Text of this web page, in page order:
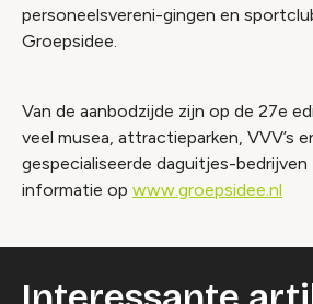
personeelsvereni-gingen en
Groepsidee.
Van de aanbodzijde zijn op de 27e
veel musea, attractieparken, VVV’s
gespecialiseerde daguitjes-
informatie op www.groepsidee.nl